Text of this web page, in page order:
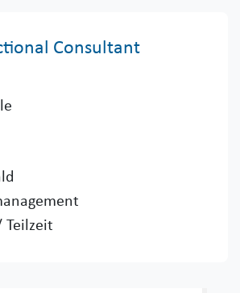
Consultant
Teilzeit